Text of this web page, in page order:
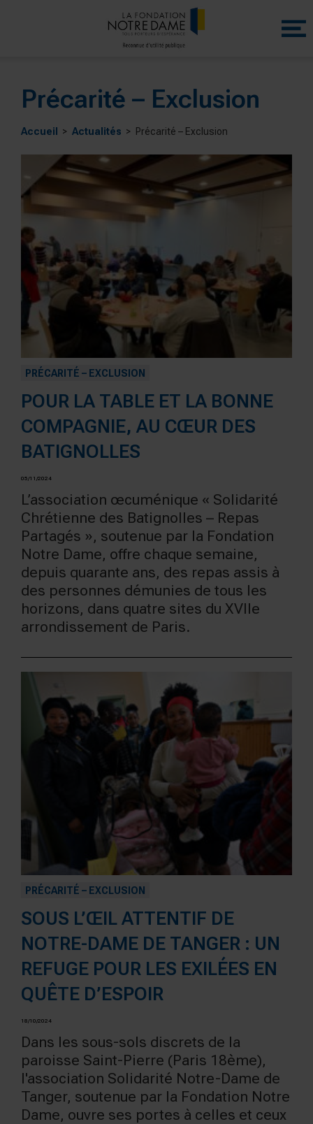
Menu
Précarité – Exclusion
Accueil Actualités Précarité – Exclusion
PRÉCARITÉ – EXCLUSION
POUR LA TABLE ET LA BONNE
COMPAGNIE, AU CŒUR DES
BATIGNOLLES
05/11/2024
L’association œcuménique « Solidarité
Chrétienne des Batignolles – Repas
Partagés », soutenue par la Fondation
Notre Dame, offre chaque semaine,
depuis quarante ans, des repas assis à
des personnes démunies de tous les
horizons, dans quatre sites du XVIIe
arrondissement de Paris.
PRÉCARITÉ – EXCLUSION
SOUS L’ŒIL ATTENTIF DE
NOTRE-DAME DE TANGER : UN
REFUGE POUR LES EXILÉES EN
QUÊTE D’ESPOIR
18/10/2024
Dans les sous-sols discrets de la
paroisse Saint-Pierre (Paris 18ème),
l'association Solidarité Notre-Dame de
Tanger, soutenue par la Fondation Notre
Dame, ouvre ses portes à celles et ceux